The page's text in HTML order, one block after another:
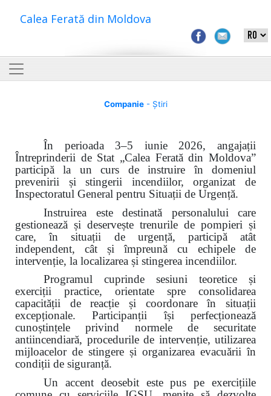
Calea Ferată din Moldova
Companie- Știri
În perioada 3–5 iunie 2026, angajații
Întreprinderii de Stat „Calea Ferată din Moldova”
participă la un curs de instruire în domeniul
prevenirii și stingerii incendiilor, organizat de
Inspectoratul General pentru Situații de Urgență.
Instruirea este destinată personalului care
gestionează și deservește trenurile de pompieri și
care, în situații de urgență, participă atât
independent, cât și împreună cu echipele de
intervenție, la localizarea și stingerea incendiilor.
Programul cuprinde sesiuni teoretice și
exerciții practice, orientate spre consolidarea
capacității de reacție și coordonare în situații
excepționale. Participanții își perfecționează
cunoștințele privind normele de securitate
antiincendiară, procedurile de intervenție, utilizarea
mijloacelor de stingere și organizarea evacuării în
condiții de siguranță.
Un accent deosebit este pus pe exercițiile